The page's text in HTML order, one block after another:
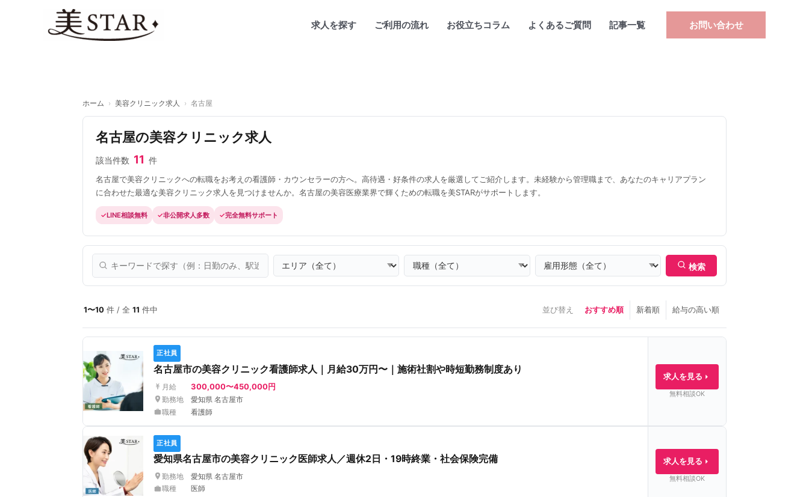
求人を探す ご利用の流れ お役立ちコラム よくあるご質問 記事一覧 お問い合わせ
ホーム › 美容クリニック求人 › 名古屋
名古屋の美容クリニック求人
該当件数 11 件
名古屋で美容クリニックへの転職をお考えの看護師・カウンセラーの方へ。高待遇・好条件の求人を厳選してご紹介します。未経験から管理職まで、あなたのキャリアプラン
に合わせた最適な美容クリニック求人を見つけませんか。名古屋の美容医療業界で輝くための転職を美STARがサポートします。
LINE相談無料 非公開求人多数 完全無料サポート
検索
1〜10 件 / 全 11 件中 並び替え おすすめ順 新着順 給与の高い順
正社員
名古屋市の美容クリニック看護師求人｜月給30万円〜｜施術社割や時短勤務制度あり
月給 300,000〜450,000円
勤務地
愛知県 名古屋市
職種
看護師
求人を見る
無料相談OK
正社員
愛知県名古屋市の美容クリニック医師求人／週休2日・19時終業・社会保険完備
勤務地
愛知県 名古屋市
職種
医師
求人を見る
無料相談OK